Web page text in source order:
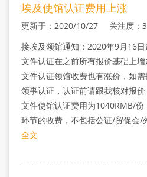
埃及使馆认证费用上涨
更新于：2020/10/27 关注度：
接埃及领馆通知：2020年9月16
文件认证在之前所有报价基础上
文件认证领馆收费也有涨价，如
领事认证，认证前请跟我核对报
文件使馆认证费用为1040RMB/
环节的收费，不包括公证/贸促会/
全文